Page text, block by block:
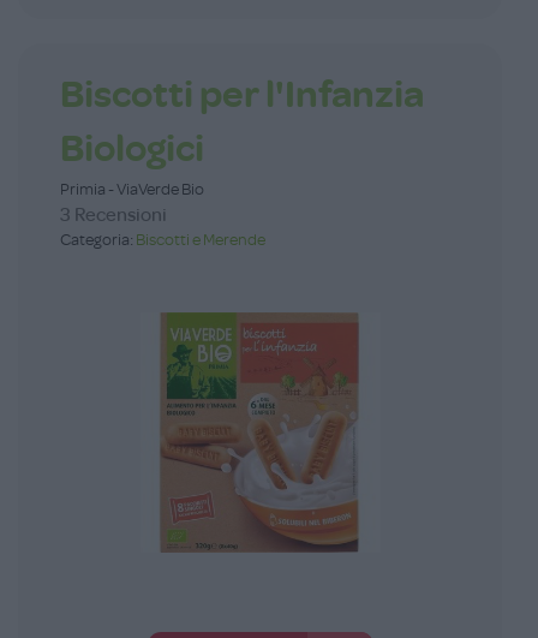
Biscotti per l'Infanzia
Biologici
Primia - ViaVerde Bio
3 Recensioni
Categoria: Biscotti e Merende